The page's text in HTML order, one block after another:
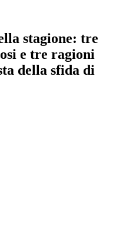
stagione: tre
e tre ragioni
della sfida di